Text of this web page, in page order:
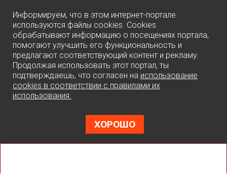
Информируем, что в этом интернет-портале
используются файлы cookies. Cookies
обрабатывают информацию о посещениях портала,
помогают улучшить его функциональность и
предлагают соответствующий контент и рекламу.
Продолжая использовать этот портал, ты
подтверждаешь, что согласен на использование
cookies в соответствии с правилами их
использования .
ХОРОШО